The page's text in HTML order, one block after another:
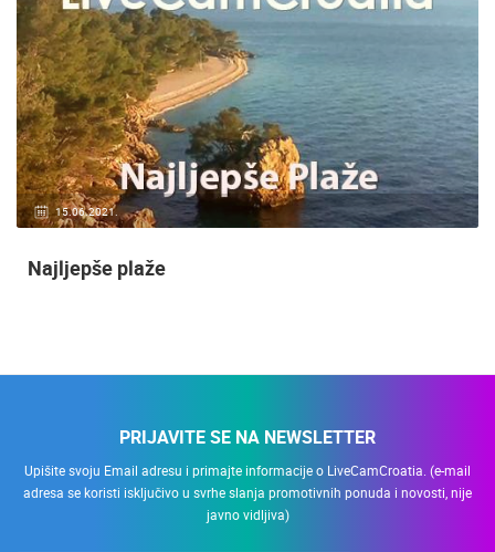
15.06.2021.
Najljepše plaže
PRIJAVITE SE NA NEWSLETTER
Upišite svoju Email adresu i primajte informacije o LiveCamCroatia. (e-mail
adresa se koristi isključivo u svrhe slanja promotivnih ponuda i novosti, nije
javno vidljiva)